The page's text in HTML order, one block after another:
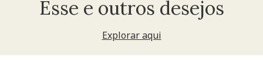
Esse e outros desejos
Explorar aqui